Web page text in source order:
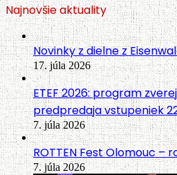
Najnovšie aktuality
Novinky z dielne z
17. júla 2026
ETEF 2026: program
predpredaja vstupeniek
7. júla 2026
ROTTEN Fest Olomouc –
7. júla 2026